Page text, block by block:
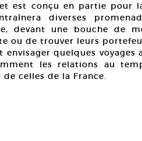
est conçu en partie pour
diverses
devant une bouche de
ou de trouver leurs
envisager quelques
les relations au
celles de la France.